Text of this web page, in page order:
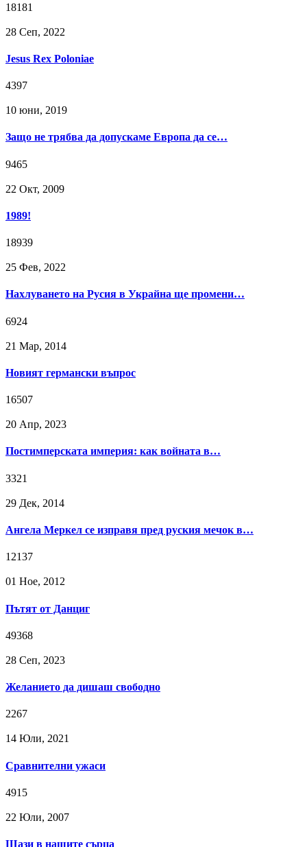
18181
28 Сeп, 2022
Jesus Rex Poloniae
4397
10 юни, 2019
Защо не трябва да допускаме Европа да се…
9465
22 Окт, 2009
1989!
18939
25 Фев, 2022
Нахлуването на Русия в Украйна ще промени…
6924
21 Мар, 2014
Новият германски въпрос
16507
20 Апр, 2023
Постимперската империя: как войната в…
3321
29 Дек, 2014
Ангела Меркел се изправя пред руския мечок в…
12137
01 Ное, 2012
Пътят от Данциг
49368
28 Сeп, 2023
Желанието да дишаш свободно
2267
14 Юли, 2021
Сравнителни ужаси
4915
22 Юли, 2007
Щази в нашите сърца